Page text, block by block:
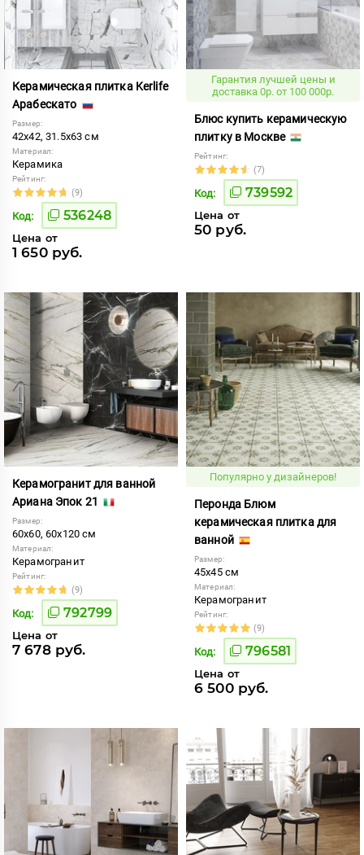
Керамическая плитка Kerlife
Арабескато
Размер:
42x42, 31.5x63 см
Материал:
Керамика
Рейтинг:
(9)
Код: 536248
Цена от
1 650 руб.
Гарантия лучшей цены и
доставка 0р. от 100 000р.
Блюс купить керамическую
плитку в Москве
Рейтинг:
(7)
Код: 739592
Цена от
50 руб.
Керамогранит для ванной
Ариана Эпок 21
Размер:
60x60, 60x120 см
Материал:
Керамогранит
Рейтинг:
(9)
Код: 792799
Цена от
7 678 руб.
Популярно у дизайнеров!
Перонда Блюм
керамическая плитка для
ванной
Размер:
45x45 см
Материал:
Керамогранит
Рейтинг:
(9)
Код: 796581
Цена от
6 500 руб.